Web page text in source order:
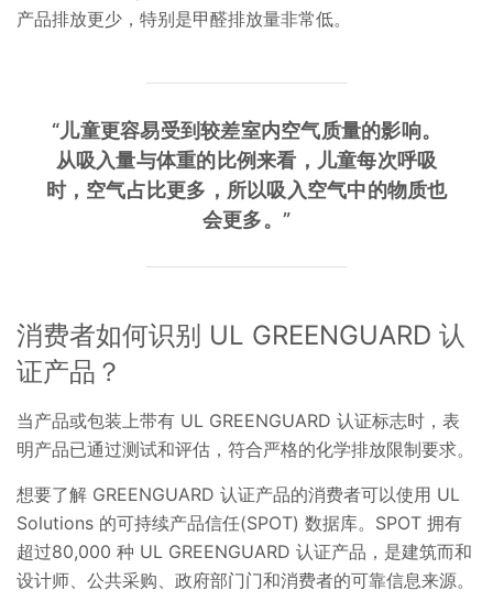
产品排放更少，特别是甲醛排放量非常低。
“儿童更容易受到较差室内空气质量的影响。
从吸入量与体重的比例来看，儿童每次呼吸
时，空气占比更多，所以吸入空气中的物质也
会更多。”
消费者如何识别 UL GREENGUARD 认
证产品？
当产品或包装上带有 UL GREENGUARD 认证标志时，表
明产品已通过测试和评估，符合严格的化学排放限制要求。
想要了解 GREENGUARD 认证产品的消费者可以使用 UL
Solutions 的可持续产品信任(SPOT) 数据库。SPOT 拥有
超过80,000 种 UL GREENGUARD 认证产品，是建筑而和
设计师、公共采购、政府部门门和消费者的可靠信息来源。